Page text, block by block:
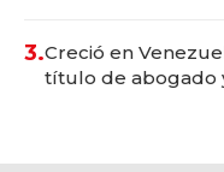
3.Creció en
título de abogado